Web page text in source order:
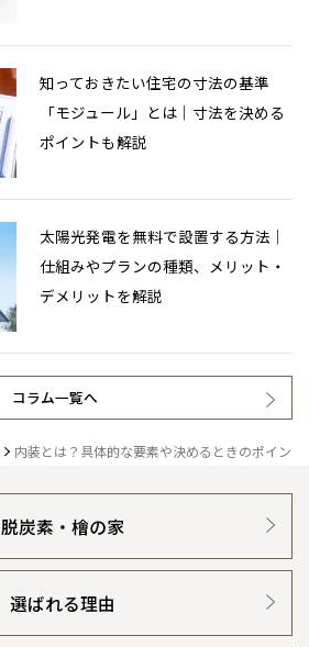
知っておきたい住宅の寸法の基準
「モジュール」とは｜寸法を決める
ポイントも解説
太陽光発電を無料で設置する方法｜
仕組みやプランの種類、メリット・
デメリットを解説
コラム一覧へ
内装とは？具体的な要素や決めるときのポイント
脱炭素・檜の家
選ばれる理由